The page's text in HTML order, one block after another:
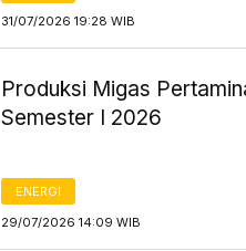
31/07/2026 19:28 WIB
Produksi Migas
Semester I 2026
ENERGI
29/07/2026 14:09 WIB